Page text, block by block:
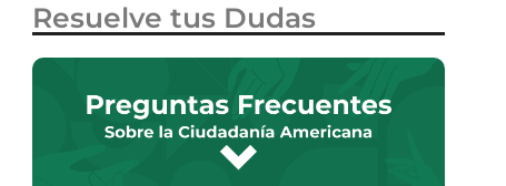
Resuelve tus Dudas